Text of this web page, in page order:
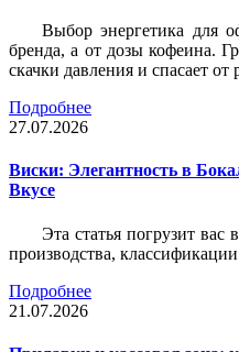
Выбор энергетика для
бренда, а от дозы кофеина.
скачки давления и спасает от
Подробнее
27.07.2026
Виски: Элегантность в
Вкусе
Эта статья погрузит
производства,
Подробнее
21.07.2026